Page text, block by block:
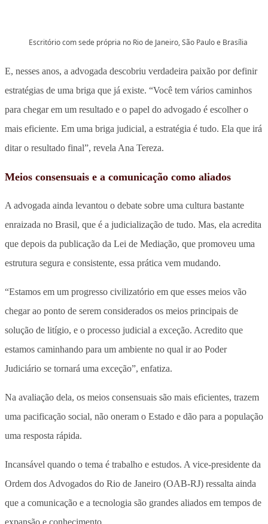
Escritório com sede própria no Rio de Janeiro, São Paulo e Brasília
E, nesses anos, a advogada descobriu verdadeira paixão por definir
estratégias de uma briga que já existe. “Você tem vários caminhos
para chegar em um resultado e o papel do advogado é escolher o
mais eficiente. Em uma briga judicial, a estratégia é tudo. Ela que irá
ditar o resultado final”, revela Ana Tereza.
Meios consensuais e a comunicação como aliados
A advogada ainda levantou o debate sobre uma cultura bastante
enraizada no Brasil, que é a judicialização de tudo. Mas, ela acredita
que depois da publicação da Lei de Mediação, que promoveu uma
estrutura segura e consistente, essa prática vem mudando.
“Estamos em um progresso civilizatório em que esses meios vão
chegar ao ponto de serem considerados os meios principais de
solução de litígio, e o processo judicial a exceção. Acredito que
estamos caminhando para um ambiente no qual ir ao Poder
Judiciário se tornará uma exceção”, enfatiza.
Na avaliação dela, os meios consensuais são mais eficientes, trazem
uma pacificação social, não oneram o Estado e dão para a população
uma resposta rápida.
Incansável quando o tema é trabalho e estudos. A vice-presidente da
Ordem dos Advogados do Rio de Janeiro (OAB-RJ) ressalta ainda
que a comunicação e a tecnologia são grandes aliados em tempos de
expansão e conhecimento.